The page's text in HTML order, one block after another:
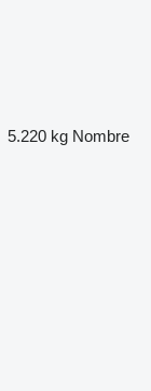
5.220 kg Nombre